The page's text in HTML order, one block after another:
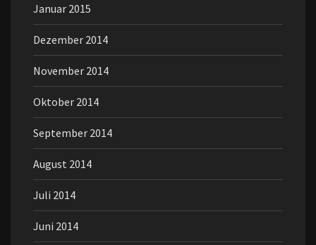
Januar 2015
Dezember 2014
November 2014
Oktober 2014
September 2014
August 2014
Juli 2014
Juni 2014